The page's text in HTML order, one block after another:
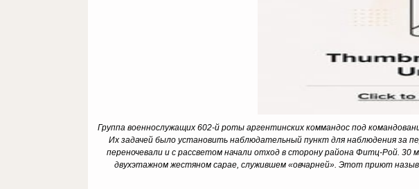
Группа военнослужащих 602-й роты аргентинских коммандос под
Их задачей было установить наблюдательный пункт для наблюдения за
переночевали и с рассветом начали отход в сторону района Фитц-Рой. 30
двухэтажном жестяном сарае, служившем «овчарней». Этот приют